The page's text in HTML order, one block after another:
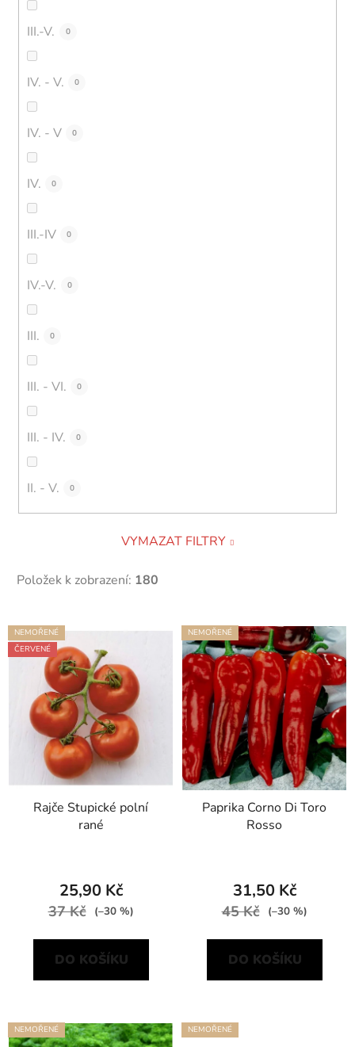
III.-V. 0
IV. - V. 0
IV. - V 0
IV. 0
III.-IV 0
IV.-V. 0
III. 0
III. - VI. 0
III. - IV. 0
II. - V. 0
VYMAZAT FILTRY
Položek k zobrazení: 180
V
ý
d
NEMOŘENÉ
ČERVENÉ
Rajče Stupické polní
rané
25,90 Kč
37 Kč (–30 %)
DO KOŠÍKU
NEMOŘENÉ
Paprika Corno Di Toro
Rosso
31,50 Kč
45 Kč (–30 %)
DO KOŠÍKU
NEMOŘENÉ NEMOŘENÉ